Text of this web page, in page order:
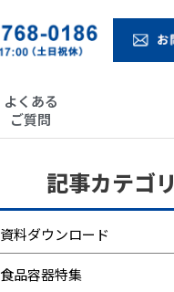
よくある
ご質問
記事カテゴリ
資料ダウンロード
食品容器特集